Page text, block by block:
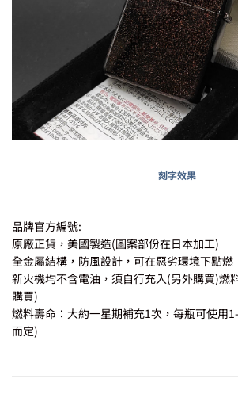
刻字效果
品牌官方編號:
原廠正貨，美國製造(圖案部份在日本加工)
全金屬結構，防風設計，可在惡劣環境下點燃
新火機均不含電油，須自行充入(另外購買)燃
購買)
燃料壽命：大約一星期補充1次，每瓶可使用
而定)